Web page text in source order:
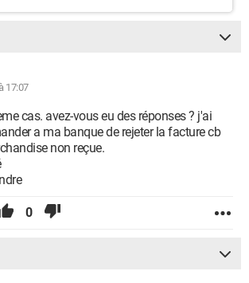
17:07
cas. avez-vous eu des réponses ? j'ai
a ma banque de rejeter la facture cb
non reçue.
0